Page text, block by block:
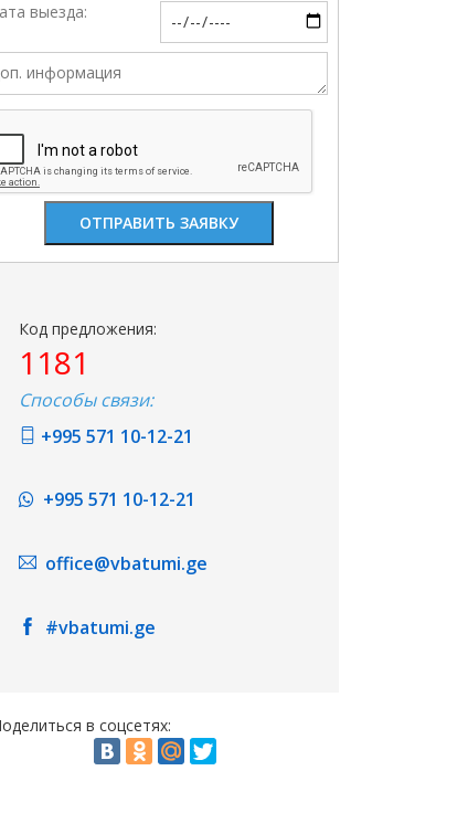
выезда:
Код предложения:
1181
Способы связи:
+995 571 10-12-21
+995 571 10-12-21
office@vbatumi.ge
#vbatumi.ge
в соцсетях: